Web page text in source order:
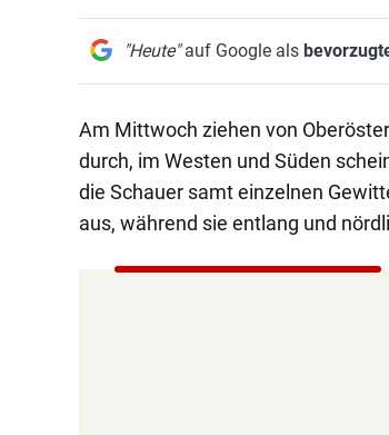
"Heute"auf Google als
Am Mittwoch ziehen von
durch, im Westen und Süden
die Schauer samt einzelnen
aus, während sie entlang und